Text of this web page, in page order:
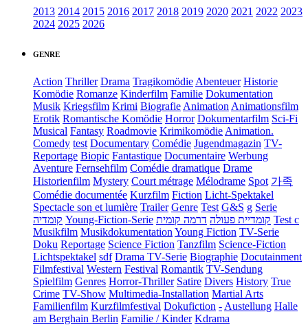
2013 2014 2015 2016 2017 2018 2019 2020 2021 2022 2023
2024 2025 2026
GENRE
Action Thriller Drama Tragikomödie Abenteuer Historie
Komödie Romanze Kinderfilm Familie Dokumentation
Musik Kriegsfilm Krimi Biografie Animation Animationsfilm
Erotik Romantische Komödie Horror Dokumentarfilm Sci-Fi
Musical Fantasy Roadmovie Krimikomödie Animation.
Comedy test Documentary Comédie Jugendmagazin TV-
Reportage Biopic Fantastique Documentaire Werbung
Aventure Fernsehfilm Comédie dramatique Drame
Historienfilm Mystery Court métrage Mélodrame Spot 가족
Comédie documentée Kurzfilm Fiction Licht-Spektakel
Spectacle son et lumière Trailer Genre Test G&S g Serie
קומדיה Young-Fiction-Serie קומדיית פעולה דרמה קומית
Test c
Musikfilm Musikdokumentation Young Fiction TV-Serie
Doku Reportage Science Fiction Tanzfilm Science-Fiction
Lichtspektakel sdf Drama TV-Serie Biographie Docutainment
Filmfestival Western Festival Romantik TV-Sendung
Spielfilm Genres Horror-Thriller Satire Divers History True
Crime TV-Show Multimedia-Installation Martial Arts
Familienfilm Kurzfilmfestival Dokufiction - Austellung Halle
am Berghain Berlin Familie / Kinder Kdrama